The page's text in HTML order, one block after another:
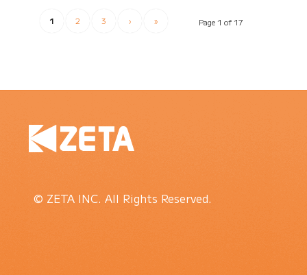
Page 1 of 17
1 2 3 › »
© ZETA INC. All Rights Reserved.